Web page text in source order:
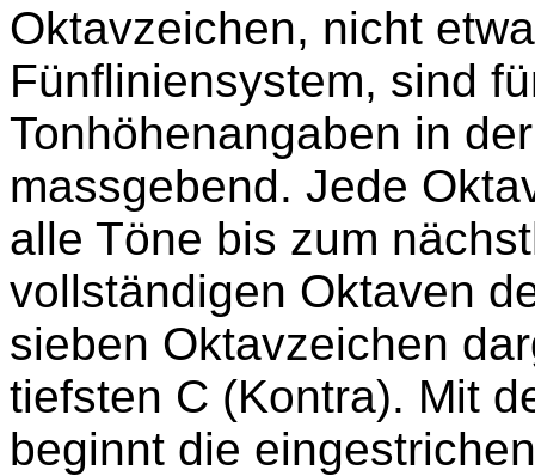
Oktavzeichen, nicht
Fünfliniensystem, sind
Tonhöhenangaben in
massgebend. Jede
alle Töne bis zum
vollständigen Oktaven
sieben Oktavzeichen
tiefsten C (Kontra). Mit
beginnt die